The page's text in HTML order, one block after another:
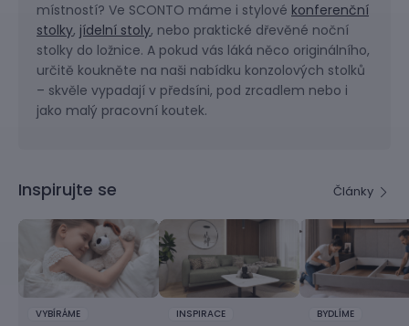
místností? Ve SCONTO máme i stylové konferenční
stolky, jídelní stoly, nebo praktické dřevěné noční
stolky do ložnice. A pokud vás láká něco originálního,
určitě koukněte na naši nabídku konzolových stolků
– skvěle vypadají v předsíni, pod zrcadlem nebo i
jako malý pracovní koutek.
Inspirujte se Články
VYBÍRÁME INSPIRACE BYDLÍME